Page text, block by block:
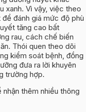
xanh. Vì vậy, việc theo
đánh giá mức độ phù
tăng cao bất
rau, cách chế biến
Thói quen theo dõi
kiểm soát bệnh, đồng
đưa ra lời khuyên
trường hợp.
nhận thêm nhiều thông